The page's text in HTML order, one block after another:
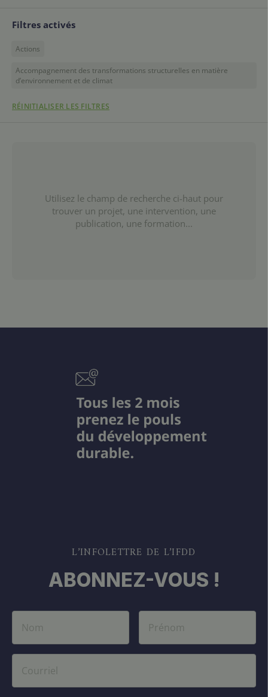
Filtres activés
Actions
Accompagnement des transformations structurelles en matière
d’environnement et de climat
RÉINITIALISER LES FILTRES
Utilisez le champ de recherche ci-haut pour
trouver un projet, une intervention, une
publication, une formation...
L’INFOLETTRE DE L’IFDD
ABONNEZ-VOUS !